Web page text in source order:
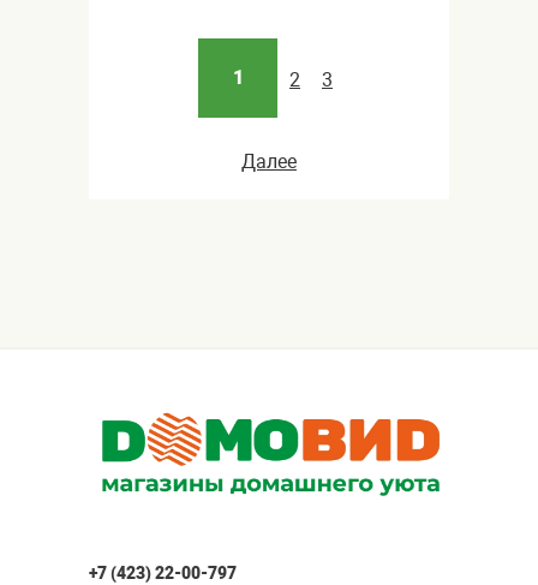
1 2 3
Далее
+7 (423) 22-00-797